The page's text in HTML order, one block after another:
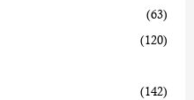
(63)
(120)
(142)